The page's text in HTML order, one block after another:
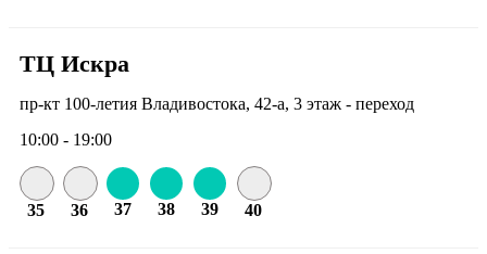
ТЦ Искра
пр-кт 100-летия Владивостока, 42-а, 3 этаж - переход
10:00 - 19:00
35 36 37 38 39 40